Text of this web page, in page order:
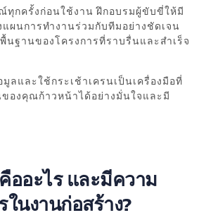
ทุกครั้งก่อนใช้งาน ฝึกอบรมผู้ขับขี่ให้มี
ผนการทำงานร่วมกับทีมอย่างชัดเจน
นฐานของโครงการที่ราบรื่นและสำเร็จ
ลและใช้กระเช้าเครนเป็นเครื่องมือที่
องคุณก้าวหน้าได้อย่างมั่นใจและมี
ออะไร และมีความ
นงานก่อสร้าง?